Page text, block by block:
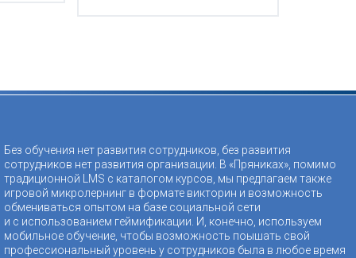
Без обучения нет развития сотрудников, без развития
сотрудников нет развития организации. В «Пряниках», помимо
традиционной LMS с каталогом курсов, мы предлагаем также
игровой микролернинг в формате викторин и возможность
обмениваться опытом на базе социальной сети
и с использованием геймификации. И, конечно, используем
мобильное обучение, чтобы возможность поышать свой
профессиональный уровень у сотрудников была в любое время